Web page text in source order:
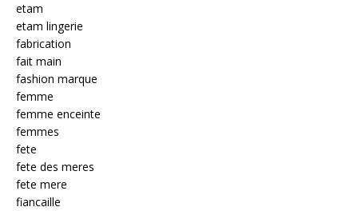
etam
etam lingerie
fabrication
fait main
fashion marque
femme
femme enceinte
femmes
fete
fete des meres
fete mere
fiancaille